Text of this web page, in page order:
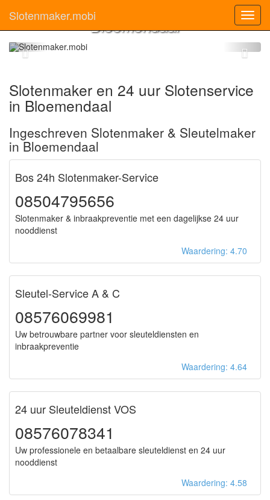
Slotenmaker.mobiSlotenmaker
Bloemendaal
Slotenmaker en 24 uur Slotenservice
in Bloemendaal
Ingeschreven Slotenmaker & Sleutelmaker
in Bloemendaal
Bos 24h Slotenmaker-Service
08504795656
Slotenmaker & inbraakpreventie met een dagelijkse 24 uur
nooddienst
Waardering: 4.70
Sleutel-Service A & C
08576069981
Uw betrouwbare partner voor sleuteldiensten en
inbraakpreventie
Waardering: 4.64
24 uur Sleuteldienst VOS
08576078341
Uw professionele en betaalbare sleuteldienst en 24 uur
nooddienst
Waardering: 4.58